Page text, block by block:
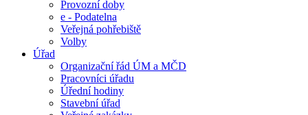
Provozní doby
e - Podatelna
Veřejná pohřebiště
Volby
Úřad
Organizační řád ÚM a MČD
Pracovníci úřadu
Úřední hodiny
Stavební úřad